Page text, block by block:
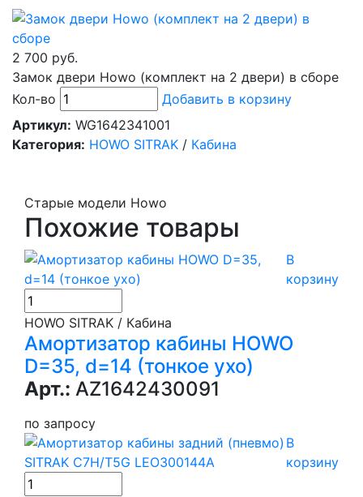
2 700 руб.
Замок двери Howo (комплект на 2 двери) в сборе
Кол-во
Добавить в корзину
Артикул: WG1642341001
Категория: HOWO SITRAK / Кабина
Старые модели Howo
Похожие товары
В
корзину
HOWO SITRAK / Кабина
Амортизатор кабины HOWO
D=35, d=14 (тонкое ухо)
Арт.: AZ1642430091
по запросу
В
корзину